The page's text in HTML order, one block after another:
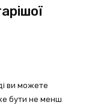
ви можете
бути не менш